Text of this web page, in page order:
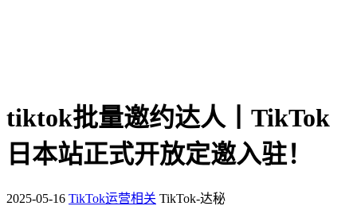
tiktok批量邀约达人丨TikTok
日本站正式开放定邀入驻！
2025-05-16 TikTok运营相关 TikTok-达秘